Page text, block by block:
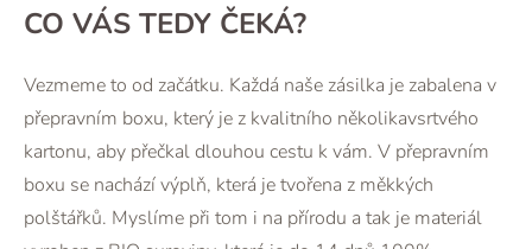
CO VÁS TEDY ČEKÁ?
Vezmeme to od začátku. Každá naše zásilka je zabalena v
přepravním boxu, který je z kvalitního několikavsrtvého
kartonu, aby přečkal dlouhou cestu k vám. V přepravním
boxu se nachází výplň, která je tvořena z měkkých
polštářků. Myslíme při tom i na přírodu a tak je materiál